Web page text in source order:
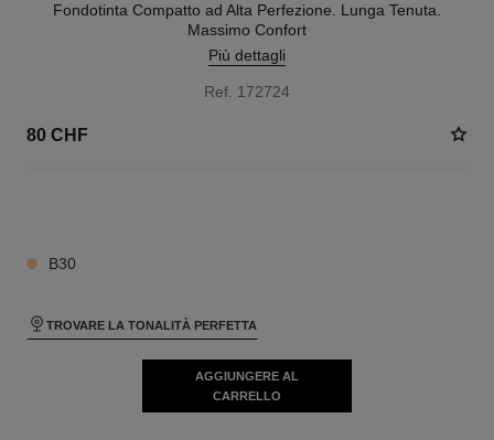
Fondotinta Compatto ad Alta Perfezione. Lunga Tenuta.
Massimo Confort
Più dettagli
Ref. 172724
80 CHF
B30
TROVARE LA TONALITÀ PERFETTA
AGGIUNGERE AL
CARRELLO